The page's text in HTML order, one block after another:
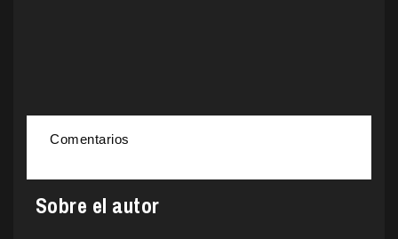
Comentarios
Sobre el autor